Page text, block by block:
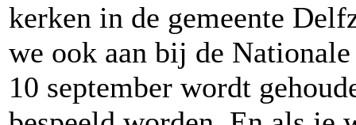
kerken in de gemeente
we ook aan bij de
10 september wordt